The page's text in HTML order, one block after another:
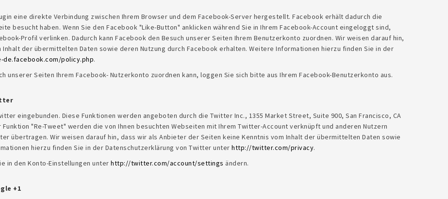
eine direkte Verbindung zwischen Ihrem Browser und dem Facebook-Server hergestellt. Facebook erhält dadurch die
besucht haben. Wenn Sie den Facebook "Like-Button" anklicken während Sie in Ihrem Facebook-Account eingeloggt sind,
Profil verlinken. Dadurch kann Facebook den Besuch unserer Seiten Ihrem Benutzerkonto zuordnen. Wir weisen darauf hin,
der übermittelten Daten sowie deren Nutzung durch Facebook erhalten. Weitere Informationen hierzu finden Sie in der
policy.php.
unserer Seiten Ihrem Facebook- Nutzerkonto zuordnen kann, loggen Sie sich bitte aus Ihrem Facebook-Benutzerkonto aus.
eingebunden. Diese Funktionen werden angeboten durch die Twitter Inc., 1355 Market Street, Suite 900, San Francisco, CA
Funktion "Re-Tweet" werden die von Ihnen besuchten Webseiten mit Ihrem Twitter-Account verknüpft und anderen Nutzern
übertragen. Wir weisen darauf hin, dass wir als Anbieter der Seiten keine Kenntnis vom Inhalt der übermittelten Daten sowie
hierzu finden Sie in der Datenschutzerklärung von Twitter unter http://twitter.com/privacy.
in den Konto-Einstellungen unter http://twitter.com/account/settings ändern.
+1